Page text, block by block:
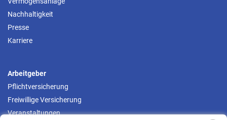
Nachhaltigkeit
Presse
Karriere
Arbeitgeber
Pflichtversicherung
Freiwillige Versicherung
Veranstaltungen